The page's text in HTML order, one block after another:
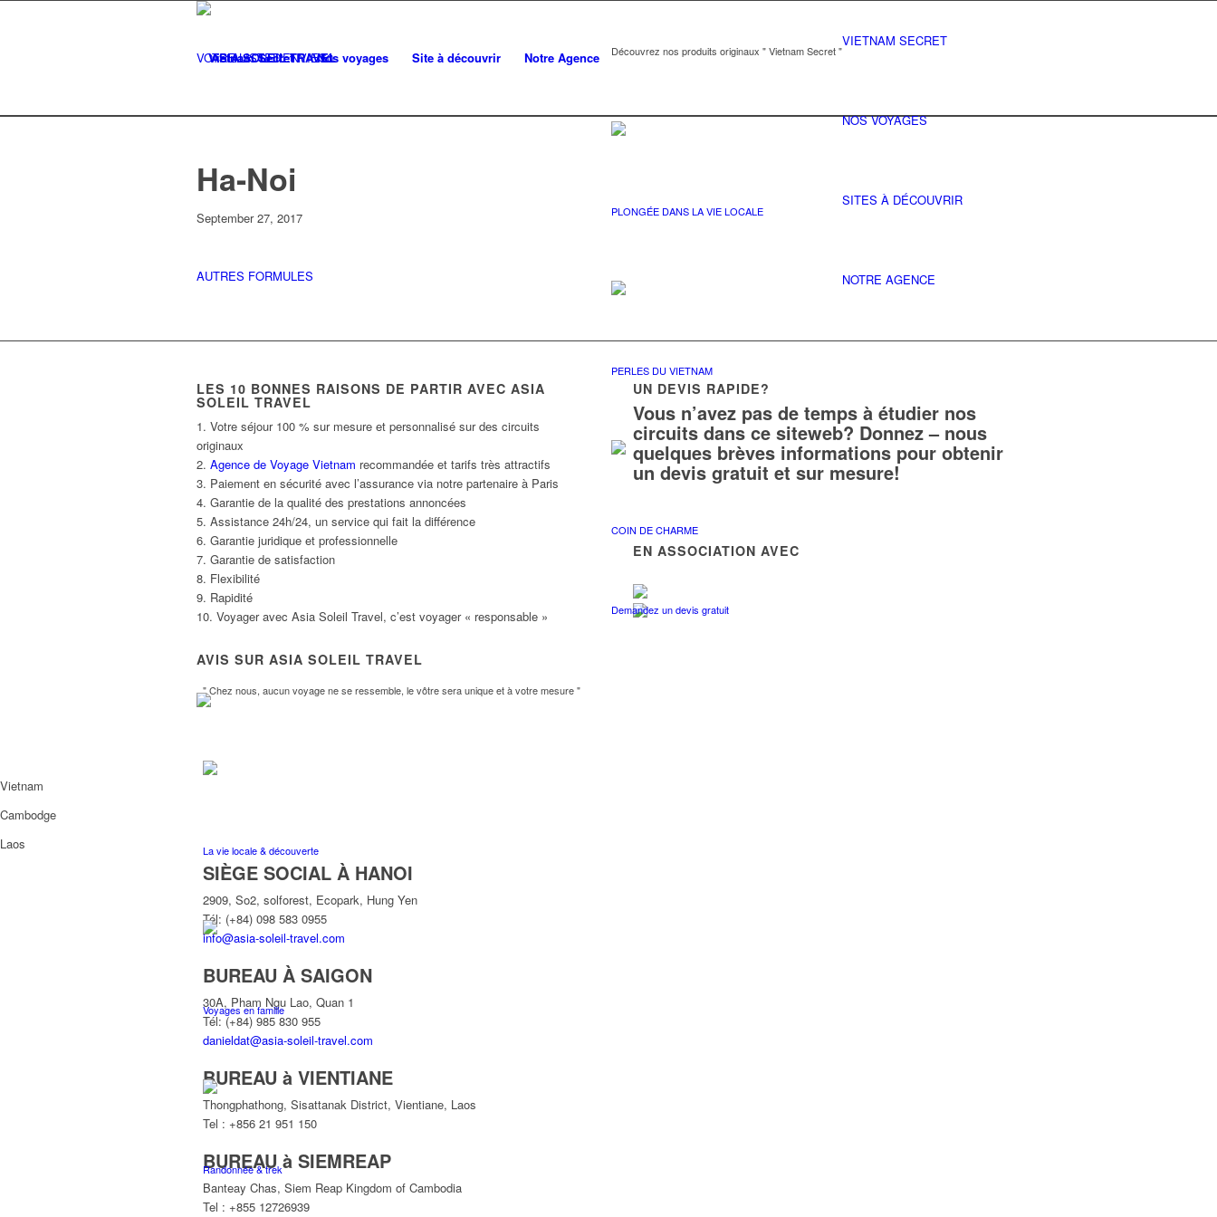
Vietnam Secret Nos voyages Site à découvrir Notre Agence
VIETNAM SECRET
Découvrez nos produits originaux " Vietnam Secret "
PLONGÉE DANS LA VIE LOCALE
PERLES DU VIETNAM
COIN DE CHARME
Demandez un devis gratuit
NOS VOYAGES
" Chez nous, aucun voyage ne se ressemble, le vôtre sera unique et à votre mesure "
La vie locale & découverte
Voyages en famille
Randonnée & trek
SITES À DÉCOUVRIR
NOTRE AGENCE
VOTRE LISTED'ENVIES0
Ha-Noi
September 27, 2017
AUTRES FORMULES
LES 10 BONNES RAISONS DE PARTIR AVEC ASIA
SOLEIL TRAVEL
1. Votre séjour 100 % sur mesure et personnalisé sur des circuits
originaux
2. Agence de Voyage Vietnam recommandée et tarifs très attractifs
3. Paiement en sécurité avec l’assurance via notre partenaire à Paris
4. Garantie de la qualité des prestations annoncées
5. Assistance 24h/24, un service qui fait la différence
6. Garantie juridique et professionnelle
7. Garantie de satisfaction
8. Flexibilité
9. Rapidité
10. Voyager avec Asia Soleil Travel, c’est voyager « responsable »
AVIS SUR ASIA SOLEIL TRAVEL
UN DEVIS RAPIDE?
Vous n’avez pas de temps à étudier nos
circuits dans ce siteweb? Donnez – nous
quelques brèves informations pour obtenir
un devis gratuit et sur mesure!
EN ASSOCIATION AVEC
Vietnam
Cambodge
Laos
SIÈGE SOCIAL À HANOI
2909, So2, solforest, Ecopark, Hung Yen
Tél: (+84) 098 583 0955
info@asia-soleil-travel.com
BUREAU À SAIGON
30A, Pham Ngu Lao, Quan 1
Tél: (+84) 985 830 955
danieldat@asia-soleil-travel.com
BUREAU à VIENTIANE
Thongphathong, Sisattanak District, Vientiane, Laos
Tel : +856 21 951 150
BUREAU à SIEMREAP
Banteay Chas, Siem Reap Kingdom of Cambodia
Tel : +855 12726939